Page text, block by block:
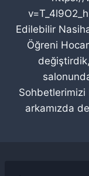
Edilebilir
Öğreni
Sohbetlerimizi
arkamızda